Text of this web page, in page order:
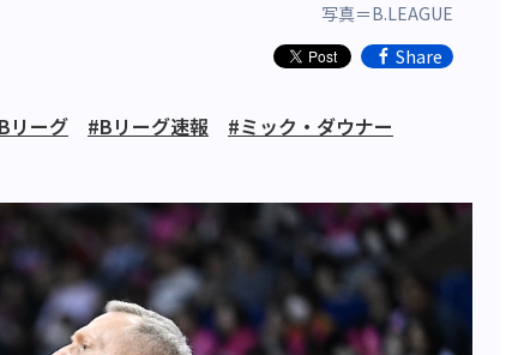
写真＝B.LEAGUE
Share
リーグ #Bリーグ速報
#ミック・ダウナー